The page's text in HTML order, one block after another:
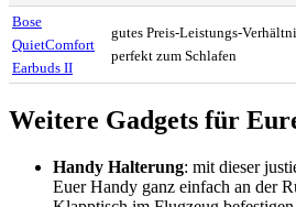
Bose
QuietComfort
Earbuds II
gutes Preis-Leistungs-
perfekt zum Schlafen
Weitere Gadgets für
Handy Halterung: mit dieser
Euer Handy ganz einfach an der